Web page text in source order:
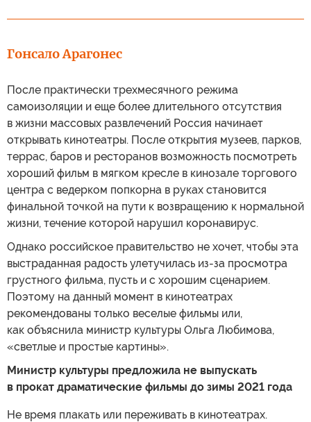
Гонсало Арагонес
После практически трехмесячного режима
самоизоляции и еще более длительного отсутствия
в жизни массовых развлечений Россия начинает
открывать кинотеатры. После открытия музеев, парков,
террас, баров и ресторанов возможность посмотреть
хороший фильм в мягком кресле в кинозале торгового
центра с ведерком попкорна в руках становится
финальной точкой на пути к возвращению к нормальной
жизни, течение которой нарушил коронавирус.
Однако российское правительство не хочет, чтобы эта
выстраданная радость улетучилась из-за просмотра
грустного фильма, пусть и с хорошим сценарием.
Поэтому на данный момент в кинотеатрах
рекомендованы только веселые фильмы или,
как объяснила министр культуры Ольга Любимова,
«светлые и простые картины».
Министр культуры предложила не выпускать
в прокат драматические фильмы до зимы 2021 года
Не время плакать или переживать в кинотеатрах.